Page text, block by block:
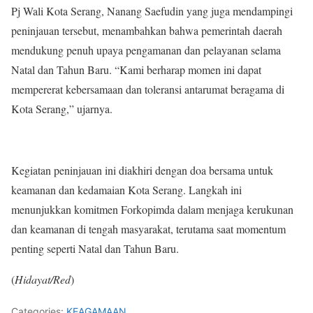
Pj Wali Kota Serang, Nanang Saefudin yang juga mendampingi
peninjauan tersebut, menambahkan bahwa pemerintah daerah
mendukung penuh upaya pengamanan dan pelayanan selama
Natal dan Tahun Baru. “Kami berharap momen ini dapat
mempererat kebersamaan dan toleransi antarumat beragama di
Kota Serang,” ujarnya.
Kegiatan peninjauan ini diakhiri dengan doa bersama untuk
keamanan dan kedamaian Kota Serang. Langkah ini
menunjukkan komitmen Forkopimda dalam menjaga kerukunan
dan keamanan di tengah masyarakat, terutama saat momentum
penting seperti Natal dan Tahun Baru.
(Hidayat/Red)